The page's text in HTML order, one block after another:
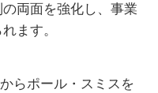
両面を強化し、事業
ます。
らポール・スミスを